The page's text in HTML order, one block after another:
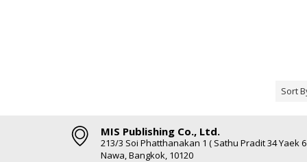
Sort
MIS Publishing Co., Ltd.
213/3 Soi Phatthanakan 1 ( Sathu Pradit 34 Yaek
Nawa, Bangkok, 10120